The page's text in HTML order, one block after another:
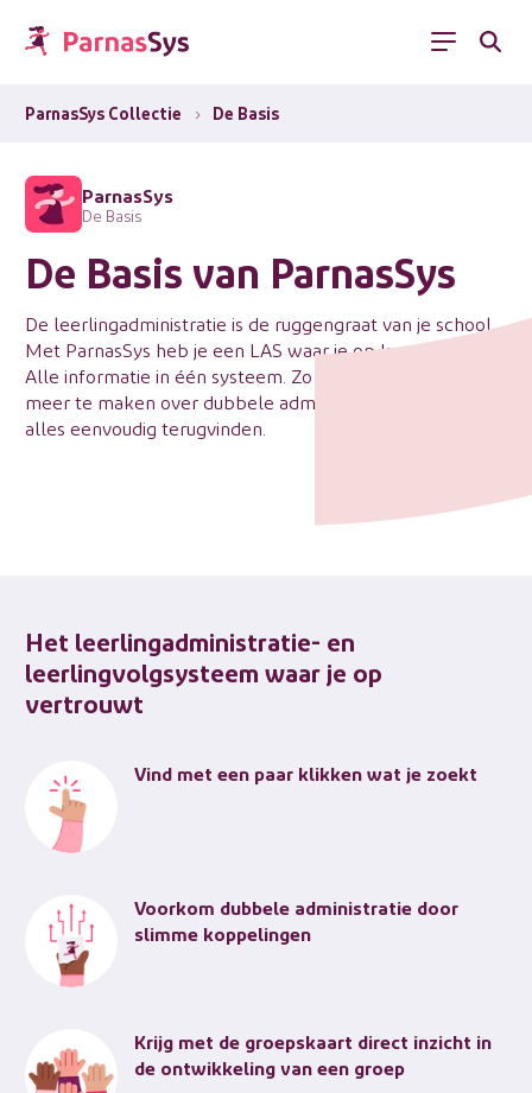
ParnasSys Collectie › De Basis
ParnasSys
De Basis
De Basis van ParnasSys
De leerlingadministratie is de ruggengraat van je school.
Met ParnasSys heb je een LAS waar je op kunt bouwen.
Alle informatie in één systeem. Zo hoef jij je geen zorgen
meer te maken over dubbele administratie en kun je
alles eenvoudig terugvinden.
Het leerlingadministratie- en
leerlingvolgsysteem waar je op
vertrouwt
Vind met een paar klikken wat je zoekt
Voorkom dubbele administratie door
slimme koppelingen
Krijg met de groepskaart direct inzicht in
de ontwikkeling van een groep